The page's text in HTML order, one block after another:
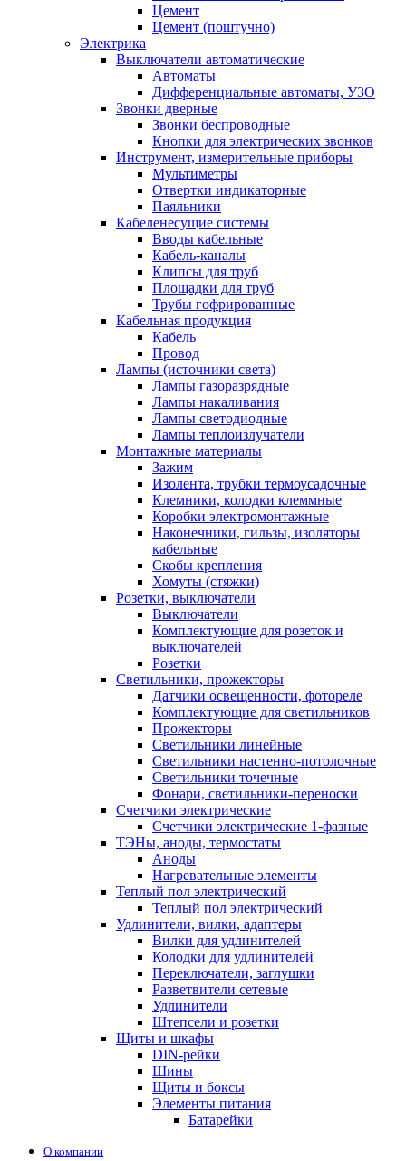
Цемент
Цемент (поштучно)
Электрика
Выключатели автоматические
Автоматы
Дифференциальные автоматы, УЗО
Звонки дверные
Звонки беспроводные
Кнопки для электрических звонков
Инструмент, измерительные приборы
Мультиметры
Отвертки индикаторные
Паяльники
Кабеленесущие системы
Вводы кабельные
Кабель-каналы
Клипсы для труб
Площадки для труб
Трубы гофрированные
Кабельная продукция
Кабель
Провод
Лампы (источники света)
Лампы газоразрядные
Лампы накаливания
Лампы светодиодные
Лампы теплоизлучатели
Монтажные материалы
Зажим
Изолента, трубки термоусадочные
Клемники, колодки клеммные
Коробки электромонтажные
Наконечники, гильзы, изоляторы
кабельные
Скобы крепления
Хомуты (стяжки)
Розетки, выключатели
Выключатели
Комплектующие для розеток и
выключателей
Розетки
Светильники, прожекторы
Датчики освещенности, фотореле
Комплектующие для светильников
Прожекторы
Светильники линейные
Светильники настенно-потолочные
Светильники точечные
Фонари, светильники-переноски
Счетчики электрические
Счетчики электрические 1-фазные
ТЭНы, аноды, термостаты
Аноды
Нагревательные элементы
Теплый пол электрический
Теплый пол электрический
Удлинители, вилки, адаптеры
Вилки для удлинителей
Колодки для удлинителей
Переключатели, заглушки
Разветвители сетевые
Удлинители
Штепсели и розетки
Щиты и шкафы
DIN-рейки
Шины
Щиты и боксы
Элементы питания
Батарейки
О компании